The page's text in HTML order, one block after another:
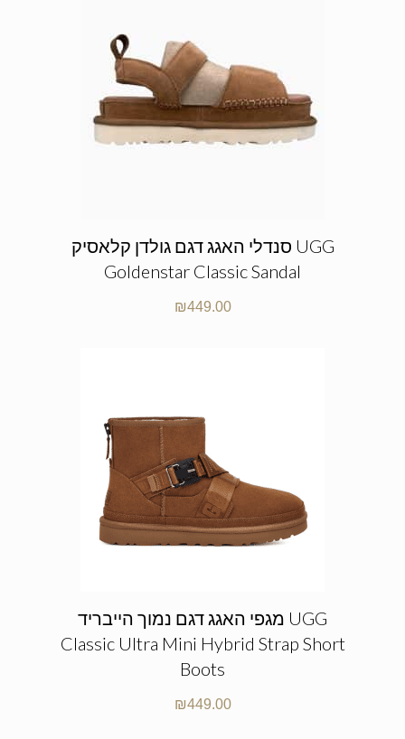
סנדלי האגג דגם גולדן קלאסיק UGG
Goldenstar Classic Sandal
₪449.00
מגפי האגג דגם נמוך הייבריד UGG
Classic Ultra Mini Hybrid Strap Short
Boots
₪449.00